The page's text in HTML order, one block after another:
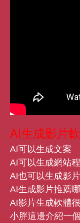
AI生成影片
AI可以生成文案
AI可以生成網站
AI也可以生成影片
AI生成影片推薦
AI影片生成軟體
小胖這邊介紹一